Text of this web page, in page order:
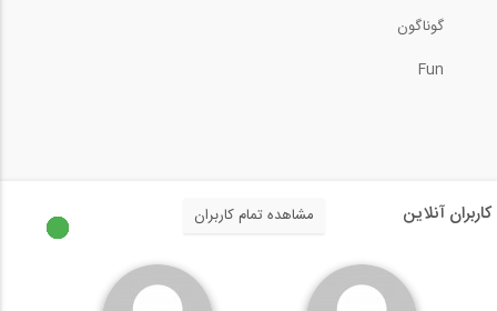
گوناگون
Fun
کاربران آنلاین مشاهده تمام کاربران